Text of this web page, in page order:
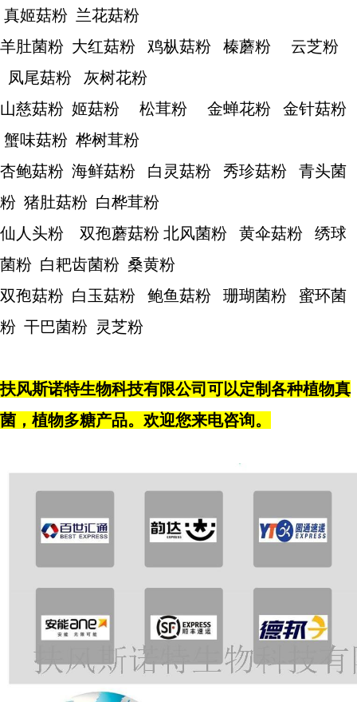
真姬菇粉 兰花菇粉
羊肚菌粉 大红菇粉 鸡枞菇粉 榛蘑粉 云芝粉
凤尾菇粉 灰树花粉
山慈菇粉 姬菇粉 松茸粉 金蝉花粉 金针菇粉
蟹味菇粉 桦树茸粉
杏鲍菇粉 海鲜菇粉 白灵菇粉 秀珍菇粉 青头菌
粉 猪肚菇粉 白桦茸粉
仙人头粉 双孢蘑菇粉 北风菌粉 黄伞菇粉 绣球
菌粉 白耙齿菌粉 桑黄粉
双孢菇粉 白玉菇粉 鲍鱼菇粉 珊瑚菌粉 蜜环菌
粉 干巴菌粉 灵芝粉
扶风斯诺特生物科技有限公司可以定制各种植物真
菌，植物多糖产品。欢迎您来电咨询。